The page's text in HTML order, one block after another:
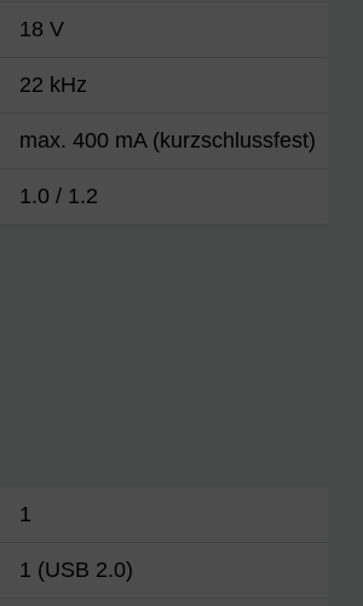
18 V
22 kHz
max. 400 mA (kurzschlussfest)
1.0 / 1.2
1
1 (USB 2.0)